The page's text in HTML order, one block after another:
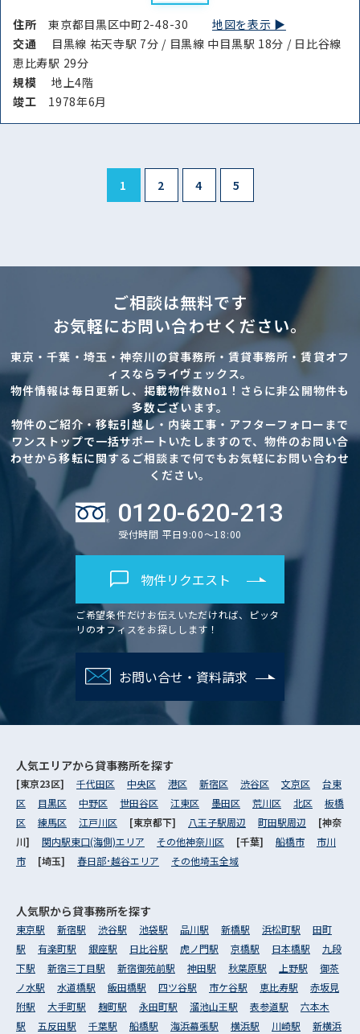
住所東京都目黒区中町2-48-30地図を表示 ▶︎
交通
目黒線 祐天寺駅 7分 / 目黒線 中目黒駅 18分 / 日比谷線
恵比寿駅 29分
規模
地上4階
竣⼯ 1978年6月
1 2 4 5
ご相談は無料です
お気軽にお問い合わせください。
東京・千葉・埼玉・神奈川の貸事務所・賃貸事務所・賃貸オフ
ィスならライヴェックス。
物件情報は毎日更新し、掲載物件数No1！さらに非公開物件も
多数ございます。
物件のご紹介・移転引越し・内装工事・アフターフォローまで
ワンストップで一括サポートいたしますので、物件のお問い合
わせから移転に関するご相談まで何でもお気軽にお問い合わせ
ください。
0120-620-213
受付時間 平日9:00～18:00
物件リクエスト
ご希望条件だけお伝えいただければ、ピッタ
リのオフィスをお探しします！
お問い合せ・資料請求
人気エリアから貸事務所を探す
[東京23区] 千代田区 中央区 港区 新宿区 渋谷区 文京区
台東
区
目黒区 中野区 世田谷区 江東区 墨田区 荒川区 北区
板橋
区
練馬区 江戸川区 [東京都下] 八王子駅周辺 町田駅周辺
[神奈
川] 関内駅東口(海側)エリア その他神奈川区 [千葉] 船橋市
市川
市
[埼玉] 春日部･越谷エリア その他埼玉全域
人気駅から貸事務所を探す
東京駅 新宿駅 渋谷駅 池袋駅 品川駅 新橋駅 浜松町駅
田町
駅
有楽町駅 銀座駅 日比谷駅 虎ノ門駅 京橋駅 日本橋駅
九段
下駅
新宿三丁目駅 新宿御苑前駅 神田駅 秋葉原駅 上野駅
御茶
ノ水駅
水道橋駅 飯田橋駅 四ツ谷駅 市ケ谷駅 恵比寿駅
赤坂見
附駅
大手町駅 麹町駅 永田町駅 溜池山王駅 表参道駅
六本木
駅
五反田駅 千葉駅 船橋駅 海浜幕張駅 横浜駅 川崎駅 新横浜